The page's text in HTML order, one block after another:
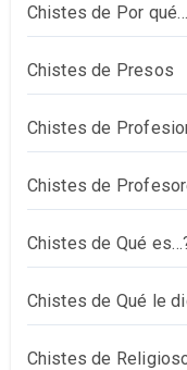
Chistes de Por
Chistes de Presos
Chistes de
Chistes de
Chistes de Qué
Chistes de Qué le
Chistes de